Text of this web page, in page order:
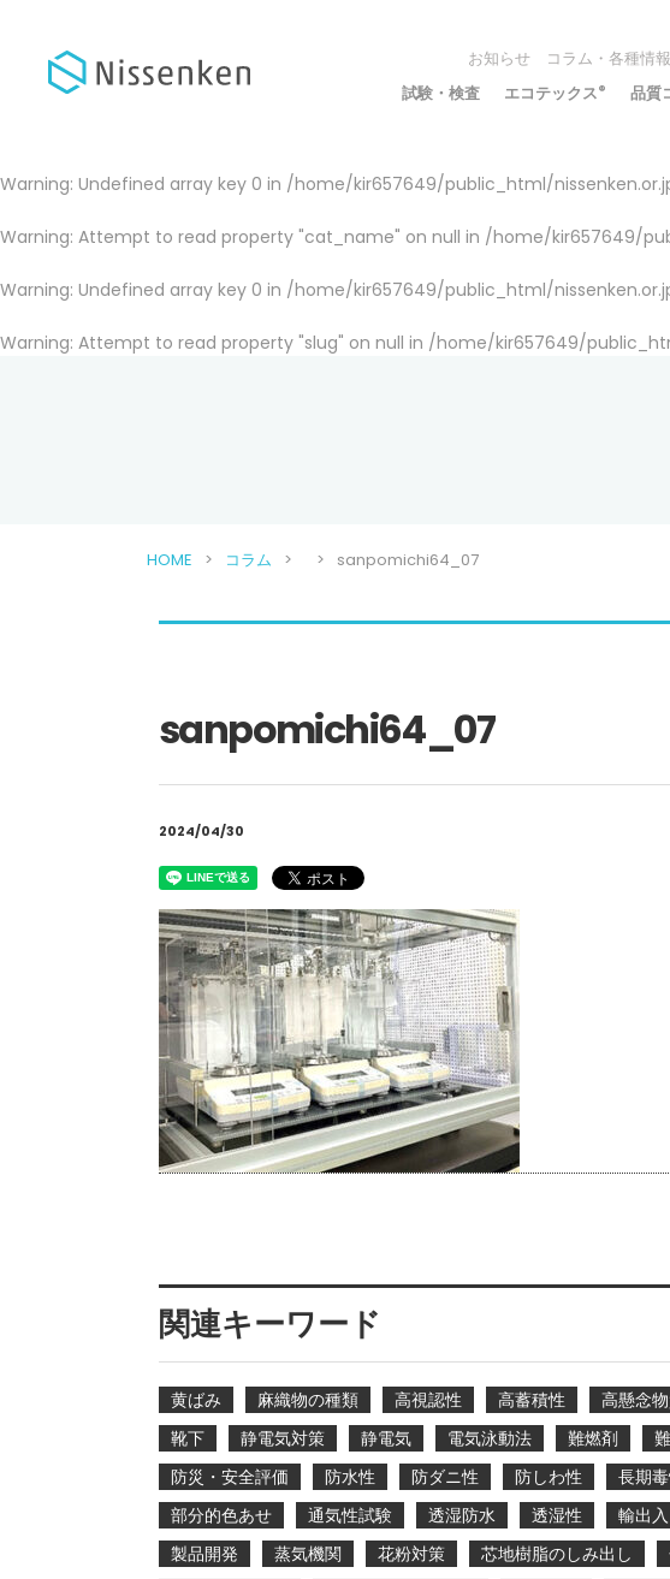
お知らせ コラム・各種情報
試験・検査 エコテックス® 品質
Warning: Undefined array key 0 in /home/kir657649/public_html/
Warning: Attempt to read property "cat_name" on null in /home/kir657649/
Warning: Undefined array key 0 in /home/kir657649/public_html/
Warning: Attempt to read property "slug" on null in /home/kir657649/
HOME コラム sanpomichi64_07
sanpomichi64_07
2024/04/30
関連キーワード
黄ばみ 麻織物の種類 高視認性 高蓄積性 高懸念
靴下
静電気対策 静電気 電気泳動法 難燃剤
防災・安全評価
防水性 防ダニ性 防しわ性 長期
部分的色あせ
通気性試験 透湿防水 透湿性 輸出入
製品開発
蒸気機関 花粉対策 芯地樹脂のしみ出し